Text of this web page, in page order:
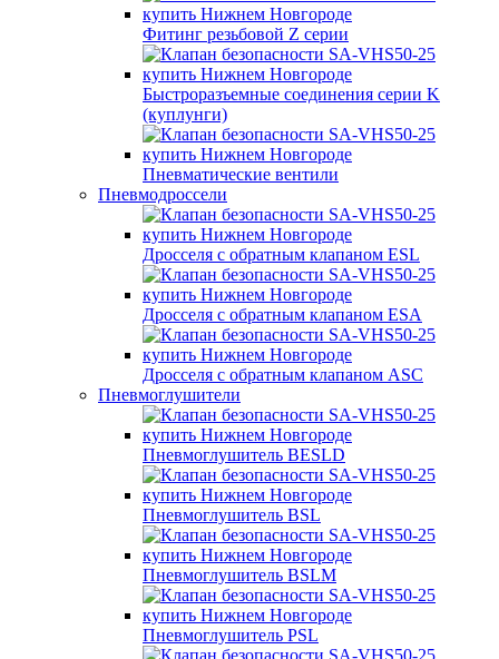
Фитинг резьбовой Z серии
Быстроразъемные соединения серии K
(куплунги)
Пневматические вентили
Пневмодроссели
Дросcеля с обратным клапаном ESL
Дросселя с обратным клапаном ESA
Дросселя с обратным клапаном ASC
Пневмоглушители
Пневмоглушитель BESLD
Пневмоглушитель BSL
Пневмоглушитель BSLM
Пневмоглушитель PSL